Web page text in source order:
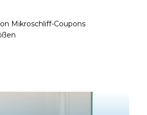
Mikroschliff-Coupons